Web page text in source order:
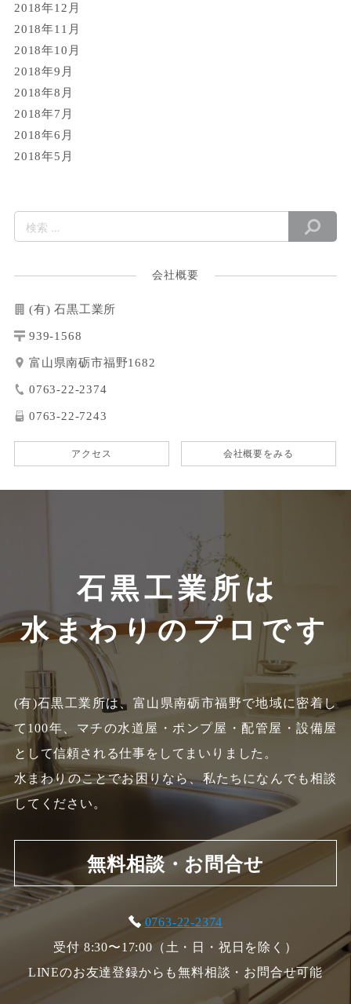
2018年12月
2018年11月
2018年10月
2018年9月
2018年8月
2018年7月
2018年6月
2018年5月
会社概要
(有) 石黒工業所
939-1568
富山県南砺市福野1682
0763-22-2374
0763-22-7243
アクセス 会社概要をみる
石黒工業所は
水まわりのプロです
(有)石黒工業所は、富山県南砺市福野で地域に密着し
て100年、 マチの水道屋・ポンプ屋・配管屋・設備屋
として信頼される仕事をしてまいりました。
水まわりのことでお困りなら、私たちになんでも相談
してください。
無料相談・お問合せ
0763-22-2374
受付 8:30〜17:00（土・日・祝日を除く）
LINEのお友達登録からも無料相談・お問合せ可能